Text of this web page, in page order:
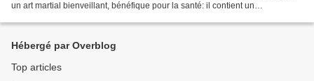
un art martial bienveillant, bénéfique pour la santé: il contient un
Hébergé par Overblog
Top articles